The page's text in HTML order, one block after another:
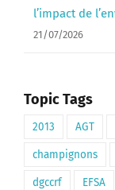
l’impact de
21/07/2026
Topic Tags
2013 AGT
champignons
dgccrf EFSA